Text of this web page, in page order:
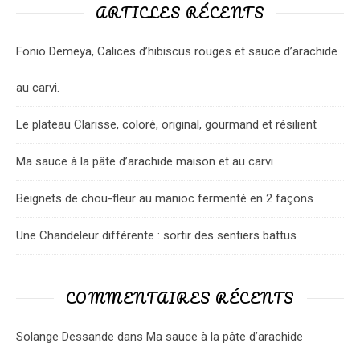
ARTICLES RÉCENTS
Fonio Demeya, Calices d’hibiscus rouges et sauce d’arachide
au carvi.
Le plateau Clarisse, coloré, original, gourmand et résilient
Ma sauce à la pâte d’arachide maison et au carvi
Beignets de chou-fleur au manioc fermenté en 2 façons
Une Chandeleur différente : sortir des sentiers battus
COMMENTAIRES RÉCENTS
Solange Dessande dans Ma sauce à la pâte d’arachide